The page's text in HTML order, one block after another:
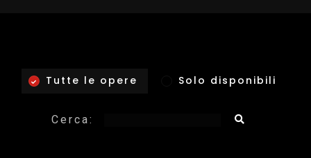
Tutte le opere Solo disponibili
Cerca: